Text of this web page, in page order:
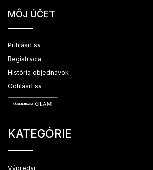
MÔJ ÚČET
Prihlásiť sa
Registrácia
História objednávok
Odhlásiť sa
KATEGÓRIE
Výpredaj